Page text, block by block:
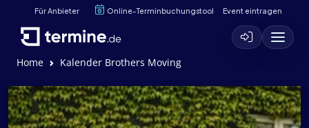
Für Anbieter Online-Terminbuchungstool Event eintragen
Home Kalender Brothers Moving